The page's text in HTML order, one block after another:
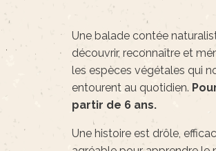
Une balade contée
découvrir, reconnaître et
les espèces végétales qui
entourent au quotidien.
partir de 6 ans.
Une histoire est drôle,